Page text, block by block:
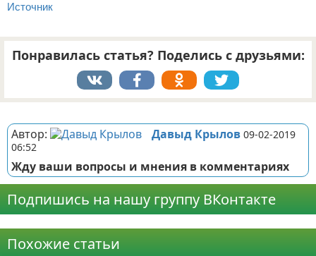
Источник
Понравилась статья? Поделись с друзьями:
Автор: Давыд Крылов 09-02-2019
06:52
Жду ваши вопросы и мнения в комментариях
Подпишись на нашу группу ВКонтакте
Похожие статьи